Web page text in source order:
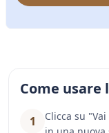
Come usare
1
Clicca su